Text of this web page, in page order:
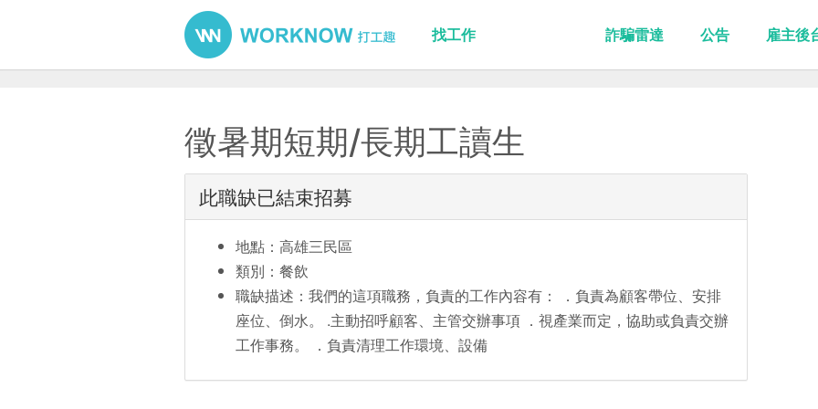
找工作 詐騙雷達 公告 雇主後
徵暑期短期/長期工讀生
此職缺已結束招募
地點：高雄三民區
類別：餐飲
職缺描述：我們的這項職務，負責的工作內容有： ．負責為顧客帶位、安排
座位、倒水。 .主動招呼顧客、主管交辦事項 ．視產業而定，協助或負責交辦
工作事務。 ．負責清理工作環境、設備